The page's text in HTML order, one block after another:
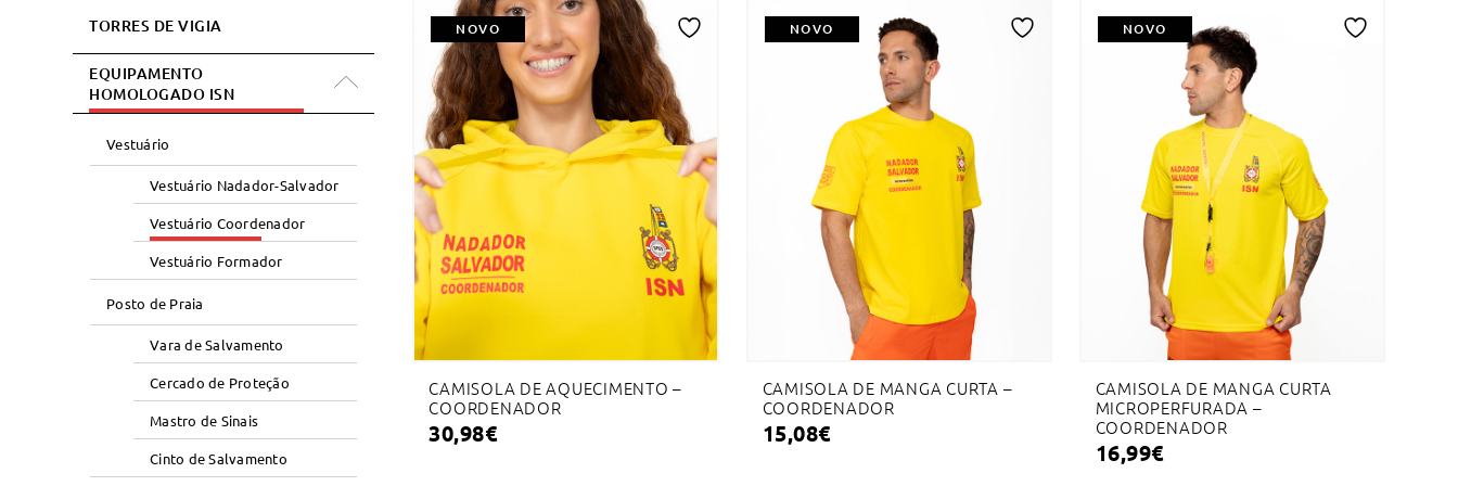
TORRES DE VIGIA
EQUIPAMENTO
HOMOLOGADO ISN
Vestuário
Vestuário Nadador-Salvador
Vestuário Coordenador
Vestuário Formador
Posto de Praia
Vara de Salvamento
Cercado de Proteção
Mastro de Sinais
Cinto de Salvamento
NOVO
à
lista
de
desejos
CAMISOLA DE AQUECIMENTO –
COORDENADOR
30,98€
NOVO
CAMISOLA DE MANGA CURTA –
COORDENADOR
15,08€
NOVO
CAMISOLA DE MANGA CURTA
MICROPERFURADA –
COORDENADOR
16,99€